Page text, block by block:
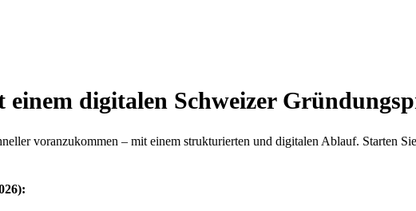
einem digitalen Schweizer
voranzukommen – mit einem strukturierten und digitalen Ablauf. Starten